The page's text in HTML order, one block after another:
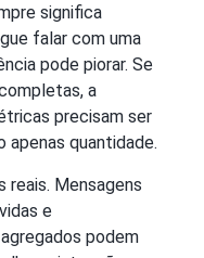
significa
falar com uma
pode piorar. Se
a
precisam ser
apenas quantidade.
reais. Mensagens
e
podem